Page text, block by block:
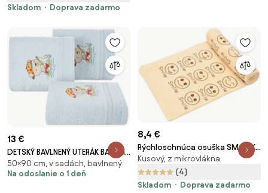
Skladom Doprava zadarmo
13 €
DETSKÝ BAVLNENÝ UTERÁK BABY51
50X90 CM MODRÁ
50×90 cm, v sadách, bavlnený
Na odoslanie o 1 deň
8,4 €
Rýchloschnúca osuška SMAJLÍK
70 x 140 cm béžová, 100%
mikrovlákno
Kusový, z mikrovlákna
(4)
Skladom
Doprava zadarmo